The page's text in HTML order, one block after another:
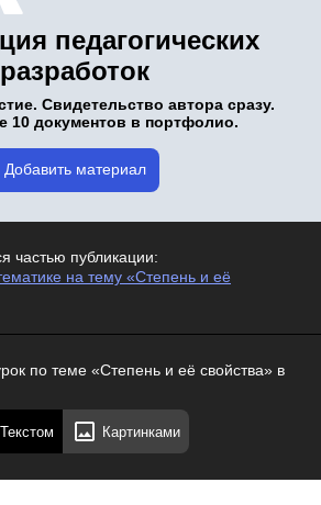
педагогических
разработок
Свидетельство автора сразу.
10 документов в портфолио.
Добавить материал
частью публикации:
на тему «Степень и её
по теме «Степень и её свойства» в
Текстом Картинками